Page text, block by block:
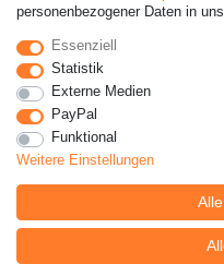
Grundpreise siehe
Deutschland!
personenbezogener Daten in
Essenziell
Statistik
Externe Medien
PayPal
Funktional
Weitere Einstellungen